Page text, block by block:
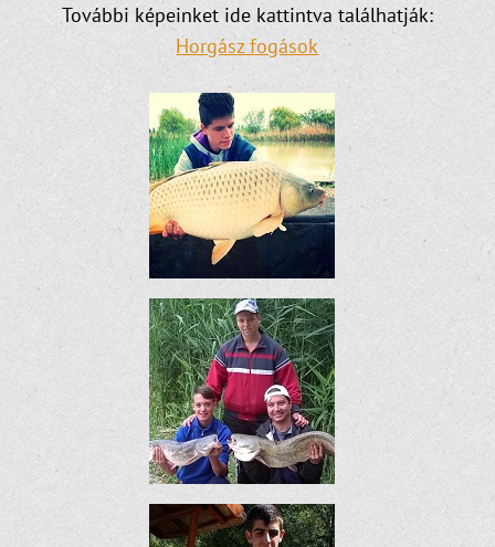
További képeinket ide kattintva találhatják:
Horgász fogások